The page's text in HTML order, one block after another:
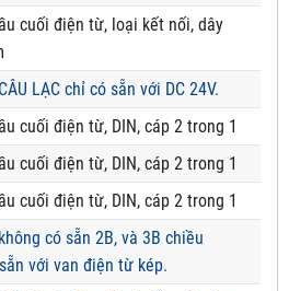
cuối điện từ, loại kết nối, dây
LẠC chỉ có sẵn với DC 24V.
cuối điện từ, DIN, cáp 2 trong 1
cuối điện từ, DIN, cáp 2 trong 1
cuối điện từ, DIN, cáp 2 trong 1
có sẵn 2B, và 3B chiều
với van điện từ kép.